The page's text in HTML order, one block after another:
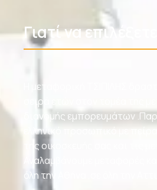
Γιατί να
Η μεταφορική ΤΣΙΠΙΛΗΣ
σειρά ετών στον τομέα της
διανομής εμπορευμάτων
ελληνικό προσωπικό με
της οικοσκευής σας και τις
Αναλαμβάνουμε μεταφορές
όλη την Αθήνα ,σε όλη την